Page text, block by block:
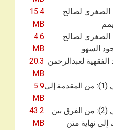
الصغرى لصالح
15.4
MB
الصغرى لصالح
4.6
MB
الفقهية لعبدالرحمن 20.3
MB
27_ شرح الورقات للجويني (1): من المقدمة إلى5.9
MB
28_ شرح الورقات للجويني (2): من الفرق بين
نهاية متن
43.2
MB